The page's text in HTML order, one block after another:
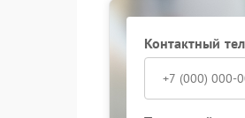
Контактный